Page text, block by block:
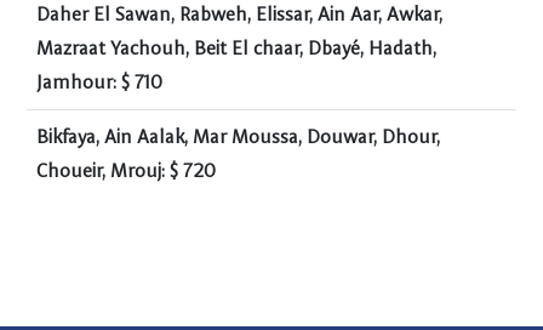
Daher El Sawan, Rabweh, Elissar, Ain Aar, Awkar,
Mazraat Yachouh, Beit El chaar, Dbayé, Hadath,
Jamhour: $ 710
Bikfaya, Ain Aalak, Mar Moussa, Douwar, Dhour,
Choueir, Mrouj: $ 720